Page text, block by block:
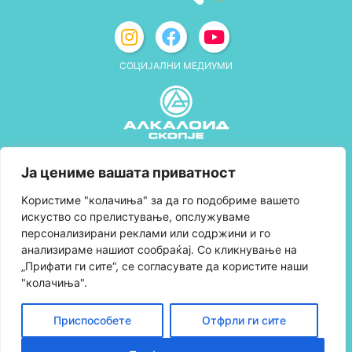
Ја цениме вашата приватност
Kористиме "колачиња" за да го подобриме вашето
искуство со прелистување, опслужуваме
персонализирани реклами или содржини и го
анализираме нашиот сообраќај. Со кликнување на
„Прифати ги сите“, се согласувате да користите наши
"колачиња".
Приспособете Отфрли ги сите
СОЦИЈАЛНИ МЕДИУМИ
Правила и услови за користење
Политика за колачиња
Правила за учество во програмата за
лојалност и политика за собирање поени
Контактирајте нè